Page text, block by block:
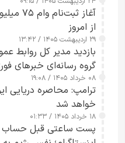
آغاز
از امروز
۲۹ اردیبهشت ۱۴۰۵ / ۱۳:۴۲
بازدید مدیر کل روابط
گروه رسانه‌ای خبرهای
رسانه‌های هوشمند و
۰۸ خرداد ۱۴۰۵ / ۱۹:۰۸
ترامپ: محاصره دریایی
خواهد شد
۱۸ خرداد ۱۴۰۵ / ۰۱:۳۳
پست ساعتی قبل حساب